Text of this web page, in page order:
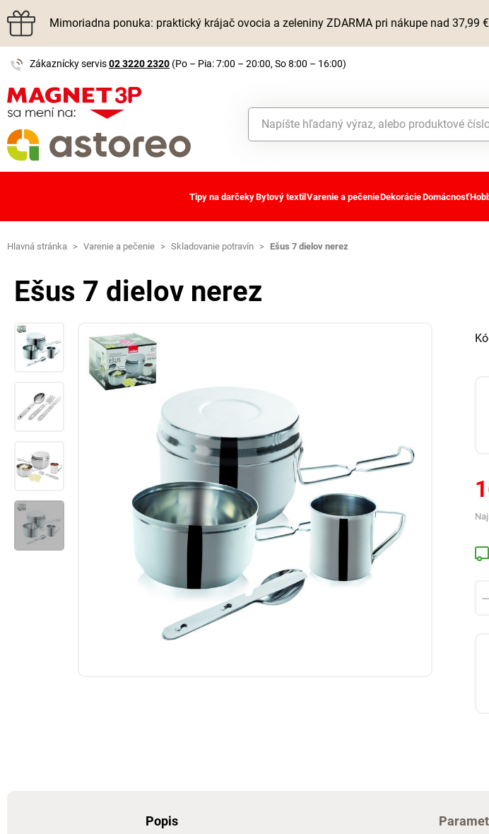
Mimoriadna ponuka: praktický krájač ovocia a zeleniny ZDARMA pri nákupe nad
Zákaznícky servis02 3220 2320 (Po – Pia: 7:00 – 20:00, So 8:00 – 16:00)
Tipy na darčekyBytový textil Varenie a pečenieDekorácieDomácnosť
Hlavná stránka > Varenie a pečenie > Skladovanie potravín > Ešus 7 dielov nerez
Ešus 7 dielov nerez
Popis